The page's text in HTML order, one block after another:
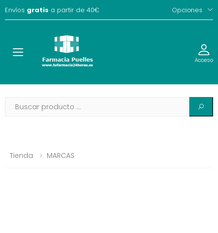
Envíos gratis a partir de 40€ Opciones
Toggle Acceso
Tienda MARCAS